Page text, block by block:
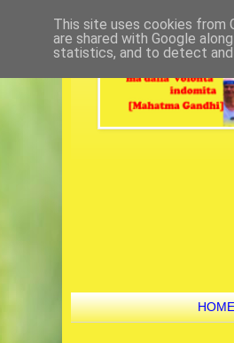
This site uses cookies from
are shared with Google
statistics, and to detect and